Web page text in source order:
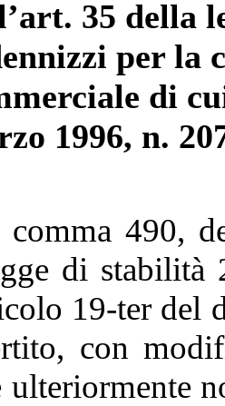
35 della
per la
di
1996, n.
comma 490,
di stabilità
19-ter del
con